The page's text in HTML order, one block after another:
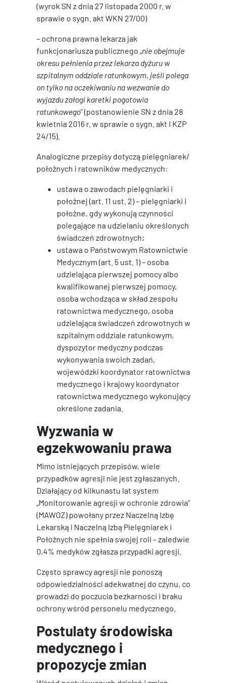
(wyrok SN z dnia 27 listopada 2000 r. w
sprawie o sygn. akt WKN 27/00)
– ochrona prawna lekarza jak
funkcjonariusza publicznego „nie obejmuje
okresu pełnienia przez lekarza dyżuru w
szpitalnym oddziale ratunkowym, jeśli polega
on tylko na oczekiwaniu na wezwanie do
wyjazdu załogi karetki pogotowia
ratunkowego” (postanowienie SN z dnia 28
kwietnia 2016 r. w sprawie o sygn. akt I KZP
24/15).
Analogiczne przepisy dotyczą pielęgniarek/
położnych i ratowników medycznych:
ustawa o zawodach pielęgniarki i
położnej (art. 11 ust. 2) – pielęgniarki i
położne, gdy wykonują czynności
polegające na udzielaniu określonych
świadczeń zdrowotnych;
ustawa o Państwowym Ratownictwie
Medycznym (art. 5 ust. 1) – osoba
udzielająca pierwszej pomocy albo
kwalifikowanej pierwszej pomocy,
osoba wchodząca w skład zespołu
ratownictwa medycznego, osoba
udzielająca świadczeń zdrowotnych w
szpitalnym oddziale ratunkowym,
dyspozytor medyczny podczas
wykonywania swoich zadań,
wojewódzki koordynator ratownictwa
medycznego i krajowy koordynator
ratownictwa medycznego wykonujący
określone zadania.
Wyzwania w
egzekwowaniu prawa
Mimo istniejących przepisów, wiele
przypadków agresji nie jest zgłaszanych.
Działający od kilkunastu lat system
„Monitorowanie agresji w ochronie zdrowia”
(MAWOZ) powołany przez Naczelną Izbę
Lekarską i Naczelną Izbą Pielęgniarek i
Położnych nie spełnia swojej roli – zaledwie
0,4% medyków zgłasza przypadki agresji.
Często sprawcy agresji nie ponoszą
odpowiedzialności adekwatnej do czynu, co
prowadzi do poczucia bezkarności i braku
ochrony wśród personelu medycznego.
Postulaty środowiska
medycznego i
propozycje zmian